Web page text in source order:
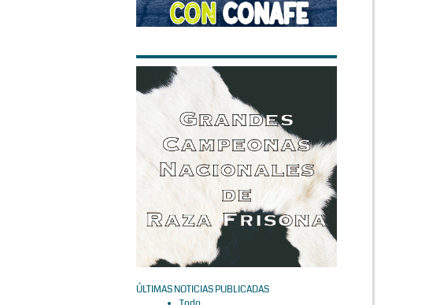
ÚLTIMAS NOTICIAS PUBLICADAS